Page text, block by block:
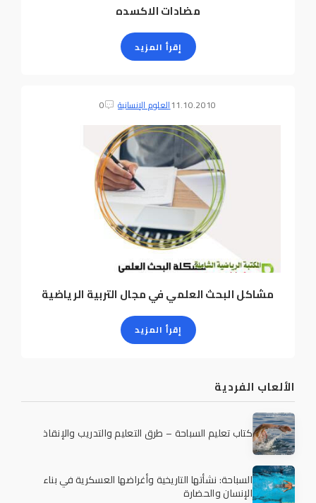
مضادات الاكسده
إقرأ المزيد
11.10.2010العلوم الإنسانية 0
مشاكل البحث العلمي في مجال التربية الرياضية
إقرأ المزيد
الألعاب الفردية
كتاب تعليم السباحة – طرق التعليم والتدريب والإنقاذ
السباحة: نشأتها التاريخية وأغراضها العسكرية في بناء
الإنسان والحضارة